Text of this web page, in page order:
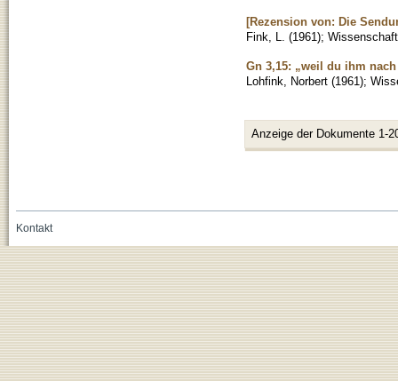
[Rezension von: Die
Fink, L.
(1961 );
Gn 3,15: „weil du ihm
Lohfink, Norbert (1961 );
Anzeige der Dokumente 1-
Kontakt